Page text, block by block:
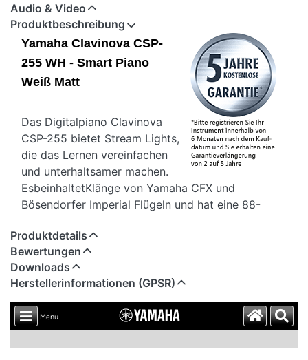
Audio & Video
Produktbeschreibung
Yamaha Clavinova CSP-
255 WH - Smart Piano
Weiß Matt
Das Digitalpiano Clavinova
CSP-255 bietet Stream Lights,
die das Lernen vereinfachen
und unterhaltsamer machen.
EsbeinhaltetKlänge von Yamaha CFX und
Bösendorfer Imperial Flügeln und hat eine 88-
einauthentischesKlavierspielgefühl. Zudem kann
man das Instrument intuitiv mit der kostenlosen
Yamaha Smart Pianist App steuern.
Die Hauptmerkmale des Yamaha CSP-255:
Produktdetails
Bewertungen
Downloads
Herstellerinformationen (GPSR)